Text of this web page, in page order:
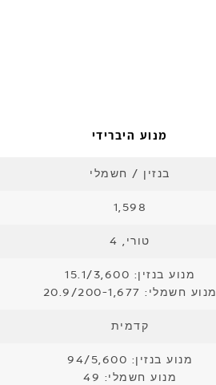
מנוע היברידי
בנזין / חשמלי
1,598
טורי, 4
מנוע בנזין: 15.1/3,600
מנוע חשמלי: 20.9/200-1,677
קדמית
מנוע בנזין: 94/5,600
מנוע חשמלי: 49